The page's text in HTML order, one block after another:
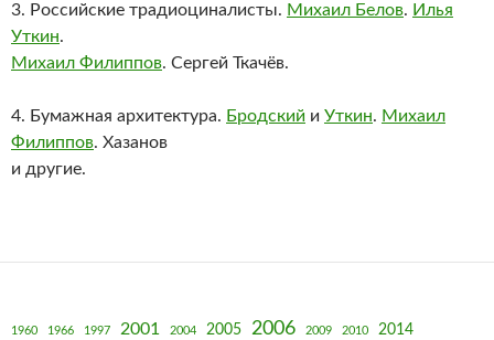
3. Российские традиоциналисты. Михаил Белов. Илья
Уткин.
Михаил Филиппов. Сергей Ткачёв.
4. Бумажная архитектура. Бродский и Уткин. Михаил
Филиппов. Хазанов
и другие.
1960 1966 1997 2001 2004 2005 2006 2009 2010 2014